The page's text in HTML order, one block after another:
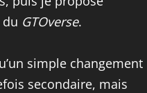
GTOverse.
simple changement
secondaire, mais